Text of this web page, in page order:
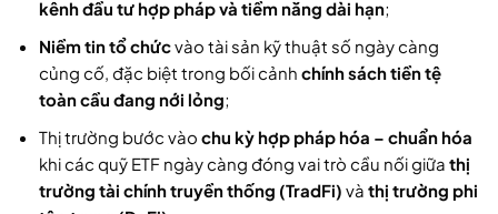
kênh đầu tư hợp pháp và tiềm năng dài hạn;
Niềm tin tổ chứcvào tài sản kỹ thuật số ngày càng
củng cố, đặc biệt trong bối cảnh chính sách tiền tệ
toàn cầu đang nới lỏng;
Thị trường bước vào chu kỳ hợp pháp hóa – chuẩn hóa
khi các quỹ ETF ngày càng đóng vai trò cầu nối giữa thị
trường tài chính truyền thống (TradFi) và thị trường phi